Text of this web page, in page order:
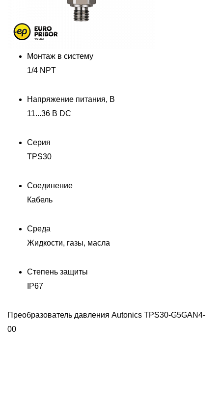
Монтаж в систему
1/4 NPT
Напряжение питания, В
11...36 В DC
Серия
TPS30
Соединение
Кабель
Среда
Жидкости, газы, масла
Степень защиты
IP67
Преобразователь давления Autonics TPS30-G5GAN4-
00